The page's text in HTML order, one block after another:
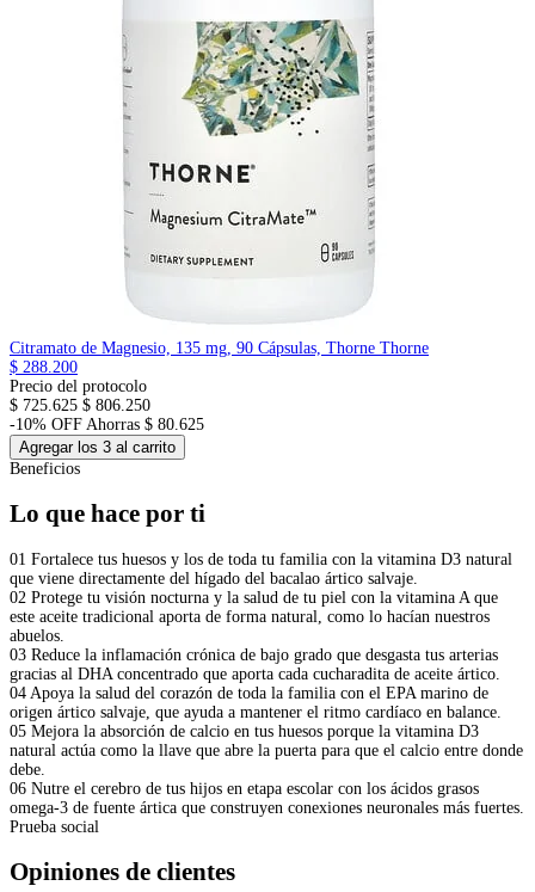
Citramato de Magnesio, 135 mg, 90 Cápsulas, Thorne Thorne
$ 288.200
Precio del protocolo
$ 725.625 $ 806.250
-10% OFF Ahorras $ 80.625
Agregar los 3 al carrito
Beneficios
Lo que hace por ti
01 Fortalece tus huesos y los de toda tu familia con la vitamina D3 natural
que viene directamente del hígado del bacalao ártico salvaje.
02 Protege tu visión nocturna y la salud de tu piel con la vitamina A que
este aceite tradicional aporta de forma natural, como lo hacían nuestros
abuelos.
03 Reduce la inflamación crónica de bajo grado que desgasta tus arterias
gracias al DHA concentrado que aporta cada cucharadita de aceite ártico.
04 Apoya la salud del corazón de toda la familia con el EPA marino de
origen ártico salvaje, que ayuda a mantener el ritmo cardíaco en balance.
05 Mejora la absorción de calcio en tus huesos porque la vitamina D3
natural actúa como la llave que abre la puerta para que el calcio entre donde
debe.
06 Nutre el cerebro de tus hijos en etapa escolar con los ácidos grasos
omega-3 de fuente ártica que construyen conexiones neuronales más fuertes.
Prueba social
Opiniones de clientes